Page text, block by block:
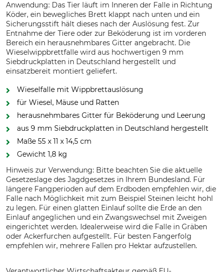
Anwendung: Das Tier läuft im Inneren der Falle in Richtung
Köder, ein bewegliches Brett klappt nach unten und ein
Sicherungsstift hält dieses nach der Auslösung fest. Zur
Entnahme der Tiere oder zur Beköderung ist im vorderen
Bereich ein herausnehmbares Gitter angebracht. Die
Wieselwippbrettfalle wird aus hochwertigen 9 mm
Siebdruckplatten in Deutschland hergestellt und
einsatzbereit montiert geliefert.
Wieselfalle mit Wippbrettauslösung
für Wiesel, Mäuse und Ratten
herausnehmbares Gitter für Beköderung und Leerung
aus 9 mm Siebdruckplatten in Deutschland hergestellt
Maße 55 x 11 x 14,5 cm
Gewicht 1,8 kg
Hinweis zur Verwendung: Bitte beachten Sie die aktuelle
Gesetzeslage des Jagdgesetzes in Ihrem Bundesland. Für
längere Fangperioden auf dem Erdboden empfehlen wir, die
Falle nach Möglichkeit mit zum Beispiel Steinen leicht hohl
zu legen. Für einen glatten Einlauf sollte die Erde an den
Einlauf angeglichen und ein Zwangswechsel mit Zweigen
eingerichtet werden. Idealerweise wird die Falle in Gräben
oder Ackerfurchen aufgestellt. Für besten Fangerfolg
empfehlen wir, mehrere Fallen pro Hektar aufzustellen.